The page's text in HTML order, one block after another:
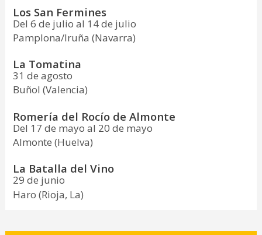
Los San Fermines
Del 6 de julio al 14 de julio
Pamplona/Iruña (Navarra)
La Tomatina
31 de agosto
Buñol (Valencia)
Romería del Rocío de Almonte
Del 17 de mayo al 20 de mayo
Almonte (Huelva)
La Batalla del Vino
29 de junio
Haro (Rioja, La)